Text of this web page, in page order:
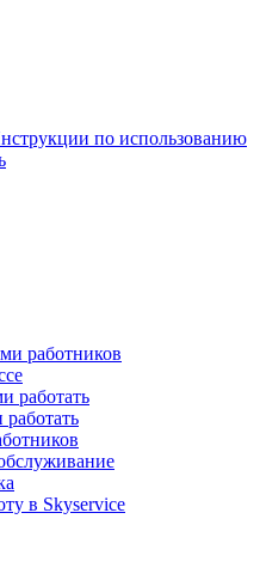
по использованию
работников
работать
в Skyservice